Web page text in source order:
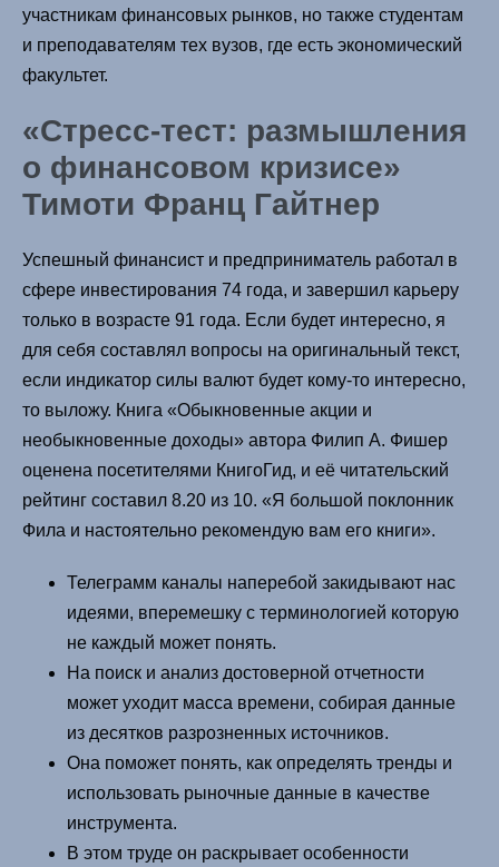
участникам финансовых рынков, но также студентам
и преподавателям тех вузов, где есть экономический
факультет.
«Стресс-тест: размышления
о финансовом кризисе»
Тимоти Франц Гайтнер
Успешный финансист и предприниматель работал в
сфере инвестирования 74 года, и завершил карьеру
только в возрасте 91 года. Если будет интересно, я
для себя составлял вопросы на оригинальный текст,
если индикатор силы валют будет кому-то интересно,
то выложу. Книга «Обыкновенные акции и
необыкновенные доходы» автора Филип А. Фишер
оценена посетителями КнигоГид, и её читательский
рейтинг составил 8.20 из 10. «Я большой поклонник
Фила и настоятельно рекомендую вам его книги».
Телеграмм каналы наперебой закидывают нас
идеями, вперемешку с терминологией которую
не каждый может понять.
На поиск и анализ достоверной отчетности
может уходит масса времени, собирая данные
из десятков разрозненных источников.
Она поможет понять, как определять тренды и
использовать рыночные данные в качестве
инструмента.
В этом труде он раскрывает особенности